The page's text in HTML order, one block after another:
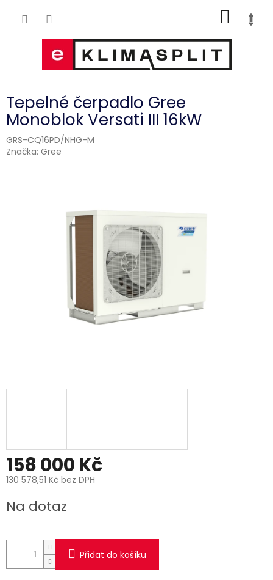
KOŠÍK
Tepelné čerpadlo Gree
Monoblok Versati III 16kW
GRS-CQ16PD/NHG-M
Značka: Gree
158 000 Kč
130 578,51 Kč bez DPH
cena:
Na dotaz
Přidat do košíku